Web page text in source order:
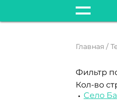
Главная
Фильтр
Кол-во
Cело